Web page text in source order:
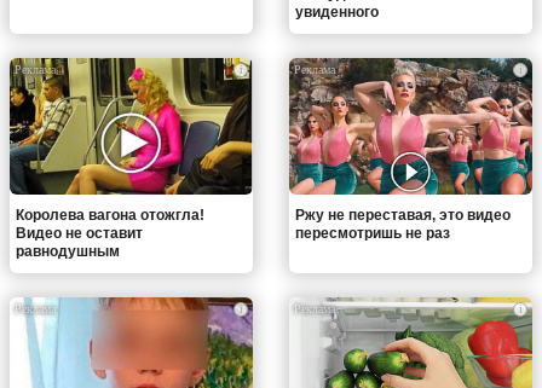
увиденного
i
Королева вагона отожгла!
Видео не оставит
равнодушным
i
Ржу не переставая, это видео
пересмотришь не раз
i i